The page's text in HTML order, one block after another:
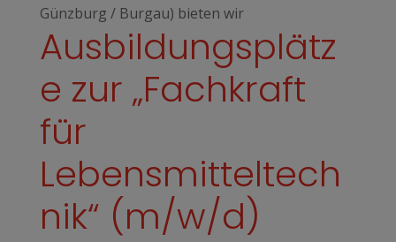
Günzburg / Burgau) bieten wir
Ausbildungsplätz
e zur „Fachkraft
für
Lebensmitteltech
nik“ (m/w/d)